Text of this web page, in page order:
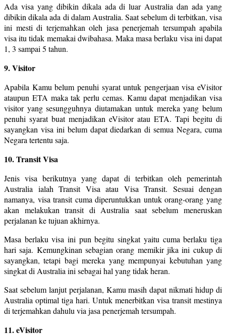
Ada visa yang dibikin dikala ada di luar Australia dan ada yang
dibikin dikala ada di dalam Australia. Saat sebelum di terbitkan, visa
ini mesti di terjemahkan oleh jasa penerjemah tersumpah apabila
visa itu tidak memakai dwibahasa. Maka masa berlaku visa ini dapat
1, 3 sampai 5 tahun.
9. Visitor
Apabila Kamu belum penuhi syarat untuk pengerjaan visa eVisitor
ataupun ETA maka tak perlu cemas. Kamu dapat menjadikan visa
visitor yang sesungguhnya diutamakan untuk mereka yang belum
penuhi syarat buat menjadikan eVisitor atau ETA. Tapi begitu di
sayangkan visa ini belum dapat diedarkan di semua Negara, cuma
Negara tertentu saja.
10. Transit Visa
Jenis visa berikutnya yang dapat di terbitkan oleh pemerintah
Australia ialah Transit Visa atau Visa Transit. Sesuai dengan
namanya, visa transit cuma diperuntukkan untuk orang-orang yang
akan melakukan transit di Australia saat sebelum meneruskan
perjalanan ke tujuan akhirnya.
Masa berlaku visa ini pun begitu singkat yaitu cuma berlaku tiga
hari saja. Kemungkinan sebagian orang memikir jika ini cukup di
sayangkan, tetapi bagi mereka yang mempunyai kebutuhan yang
singkat di Australia ini sebagai hal yang tidak heran.
Saat sebelum lanjut perjalanan, Kamu masih dapat nikmati hidup di
Australia optimal tiga hari. Untuk menerbitkan visa transit mestinya
di terjemahkan dahulu via jasa penerjemah tersumpah.
11. eVisitor